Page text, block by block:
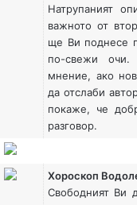
Натрупаният
важното от
ще Ви поднесе
по-свежи очи.
мнение, ако
да отслаби
покаже, че
разговор.
Хороскоп
Свободният Ви